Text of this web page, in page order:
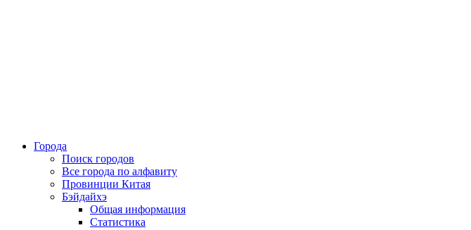
Города
Поиск городов
Все города по алфавиту
Провинции Китая
Бэйдайхэ
Общая информация
Статистика